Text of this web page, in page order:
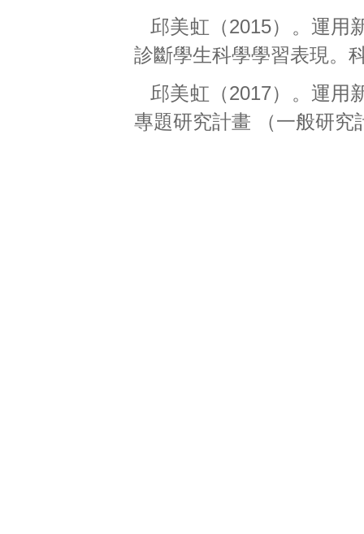
邱美虹（2015）。運用
診斷學生科學學習表現。
邱美虹（2017）。運用
專題研究計畫 （一般研究